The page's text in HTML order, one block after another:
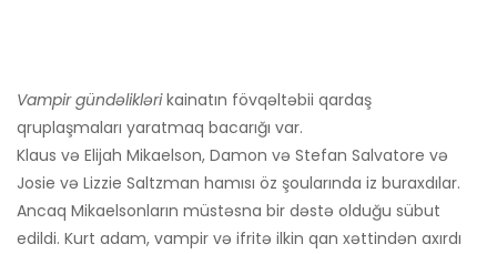
Vampir gündəliklərikainatın fövqəltəbii qardaş
qruplaşmaları yaratmaq bacarığı var.
Klaus və Elijah Mikaelson, Damon və Stefan Salvatore və
Josie və Lizzie Saltzman hamısı öz şoularında iz buraxdılar.
Ancaq Mikaelsonların müstəsna bir dəstə olduğu sübut
edildi. Kurt adam, vampir və ifritə ilkin qan xəttindən axırdı